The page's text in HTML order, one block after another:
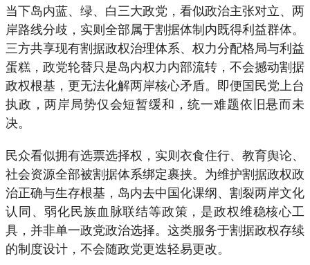
当下岛内蓝、绿、白三大政党，看似政治主张对立、两
岸路线分歧，实则全部属于割据体制内既得利益群体。
三方共享现有割据政权治理体系、权力分配格局与利益
蛋糕，政党轮替只是岛内权力内部流转，不会撼动割据
政权根基，更无法化解两岸核心矛盾。即便国民党上台
执政，两岸局势仅会短暂缓和，统一难题依旧悬而未
决。
民众看似拥有选票选择权，实则衣食住行、教育舆论、
社会资源全部被割据体系绑定裹挟。为维护割据政权政
治正确与生存根基，岛内去中国化课纲、割裂两岸文化
认同、弱化民族血脉联结等政策，是政权维稳核心工
具，并非单一政党政治选择。这类服务于割据政权存续
的制度设计，不会随政党更迭轻易更改。